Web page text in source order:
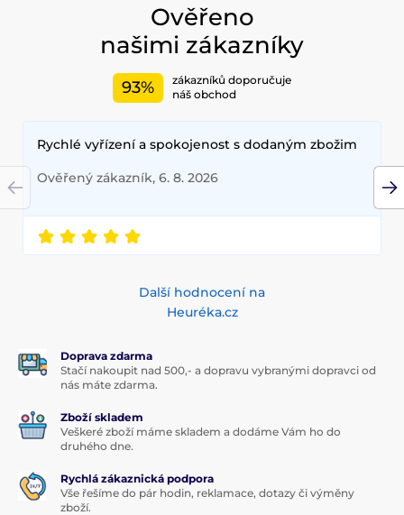
Ověřeno
našimi zákazníky
93%
zákazníků doporučuje
náš obchod
Rychlé vyřízení a spokojenost s dodaným zbožim
Ověřený zákazník, 6. 8. 2026
Další hodnocení na
Heuréka.cz
Doprava zdarma
Stačí nakoupit nad 500,- a dopravu vybranými dopravci od
nás máte zdarma.
Zboží skladem
Veškeré zboží máme skladem a dodáme Vám ho do
druhého dne.
Rychlá zákaznická podpora
Vše řešíme do pár hodin, reklamace, dotazy či výměny
zboží.